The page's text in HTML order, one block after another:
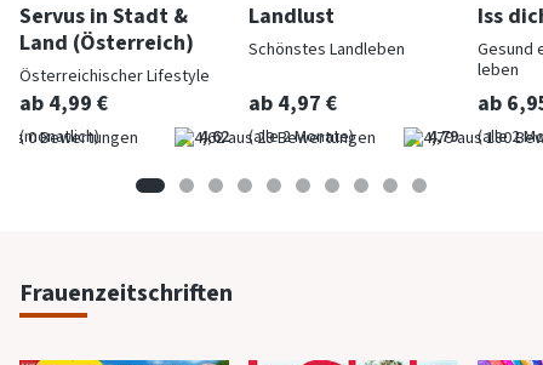
Servus in Stadt &
Land (Österreich)
Österreichischer Lifestyle
ab 4,99 €
(monatlich) 4,62
Landlust
Schönstes Landleben
ab 4,97 €
(alle 2 Monate) 4,79
Iss
Gesund
leben
ab
(alle 2
Frauenzeitschriften